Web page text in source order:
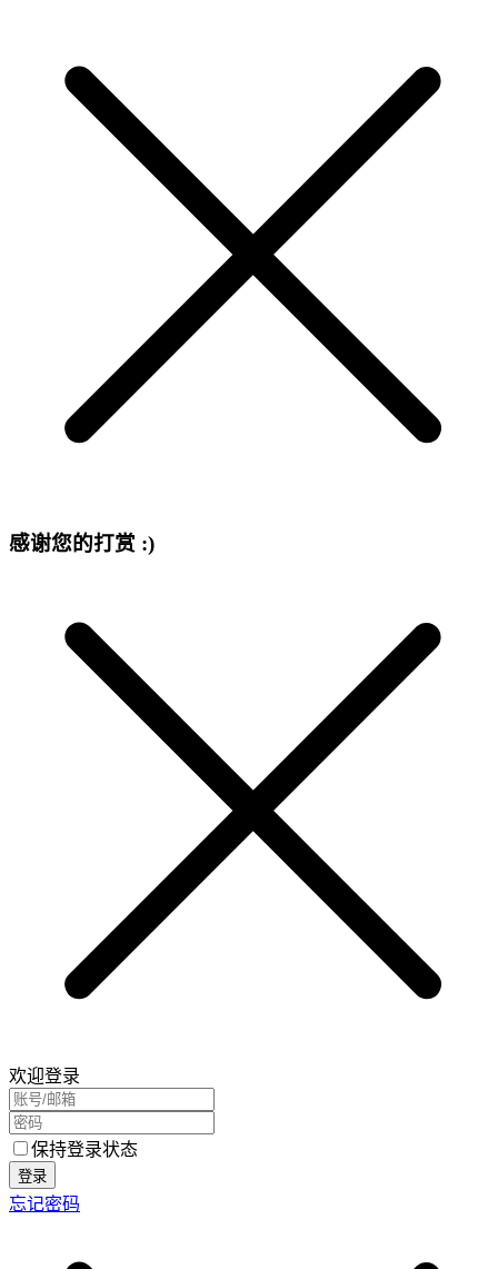
感谢您的打赏 :)
欢迎登录
保持登录状态
登录
忘记密码